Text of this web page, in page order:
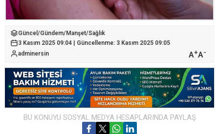
Güncel /Gündem/Manşet/Sağlık
3 Kasım 2025 09:04 | Güncellenme: 3 Kasım 2025 09:05
adminersin
A+A-
BU KONUYU SOSYAL MEDYA HESAPLARINDA PAYLAŞ